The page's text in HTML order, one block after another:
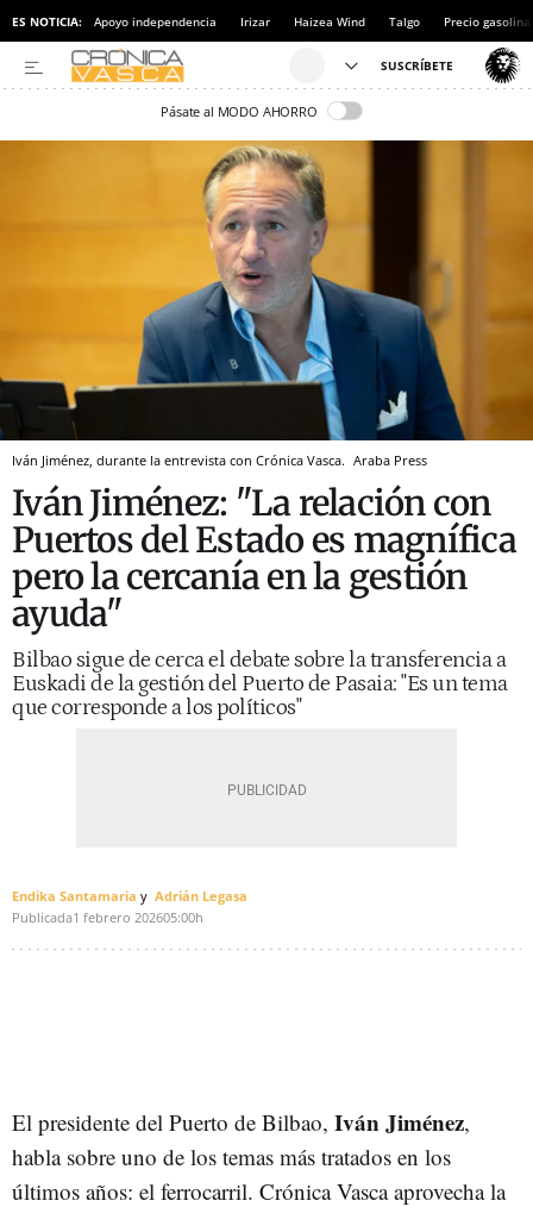
ES NOTICIA: Apoyo independencia Irizar Haizea Wind Talgo Precio gasolina
Pásate al MODO AHORRO
Iván Jiménez, durante la entrevista con Crónica Vasca. Araba Press
Iván Jiménez: "La relación con
Puertos del Estado es magnífica
pero la cercanía en la gestión
ayuda"
Bilbao sigue de cerca el debate sobre la transferencia a
Euskadi de la gestión del Puerto de Pasaia: "Es un tema
que corresponde a los políticos"
Endika Santamaria
Adrián Legasa
Publicada1 febrero 202605:00h
El presidente del Puerto de Bilbao, Iván Jiménez,
habla sobre uno de los temas más tratados en los
últimos años: el ferrocarril. Crónica Vasca aprovecha la